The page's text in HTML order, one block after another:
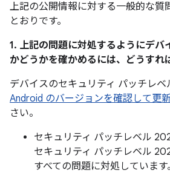
上記の公開情報に対する一般的な質
とおりです。
1. 上記の問題に対処するようにデバ
かどうかを確かめるには、どうすれ
デバイスのセキュリティ パッチレベ
Android のバージョンを確認して更
さい。
セキュリティ パッチレベル
セキュリティ パッチレベル
すべての問題に対処しています。